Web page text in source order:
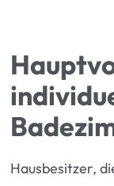
Hausbesitzer,